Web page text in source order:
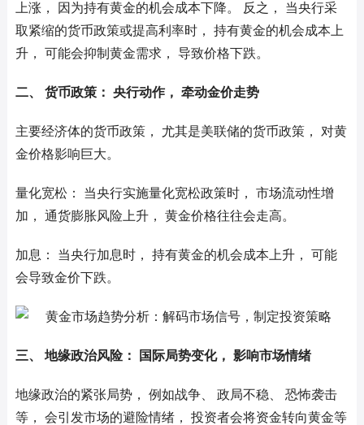
上涨， 因为持有黄金的机会成本下降。 反之， 当央行采
取紧缩的货币政策或提高利率时， 持有黄金的机会成本上
升， 可能会抑制黄金需求， 导致价格下跌。
二、 货币政策： 央行动作， 牵动金价走势
主要经济体的货币政策， 尤其是美联储的货币政策， 对黄
金价格影响巨大。
量化宽松： 当央行实施量化宽松政策时， 市场流动性增
加， 通货膨胀风险上升， 黄金价格往往会走高。
加息： 当央行加息时， 持有黄金的机会成本上升， 可能
会导致金价下跌。
三、 地缘政治风险： 国际局势变化， 影响市场情绪
地缘政治的紧张局势， 例如战争、 政局不稳、 恐怖袭击
等， 会引发市场的避险情绪， 投资者会将资金转向黄金等